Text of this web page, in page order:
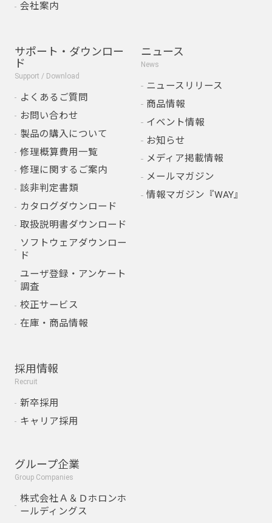
会社案内
サポート・ダウンロー
ド
Support / Download
よくあるご質問
お問い合わせ
製品の購入について
修理概算費用一覧
修理に関するご案内
該非判定書類
カタログダウンロード
取扱説明書ダウンロード
ソフトウェアダウンロー
ド
ユーザ登録・アンケート
調査
校正サービス
在庫・商品情報
ニュース
News
ニュースリリース
商品情報
イベント情報
お知らせ
メディア掲載情報
メールマガジン
情報マガジン『WAY』
採用情報
Recruit
新卒採用
キャリア採用
グループ企業
Group Companies
株式会社Ａ＆Ｄホロンホ
ールディングス